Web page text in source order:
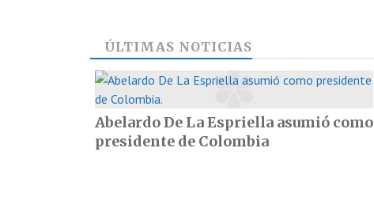
ÚLTIMAS NOTICIAS
Abelardo De La Espriella asumió como
presidente de Colombia